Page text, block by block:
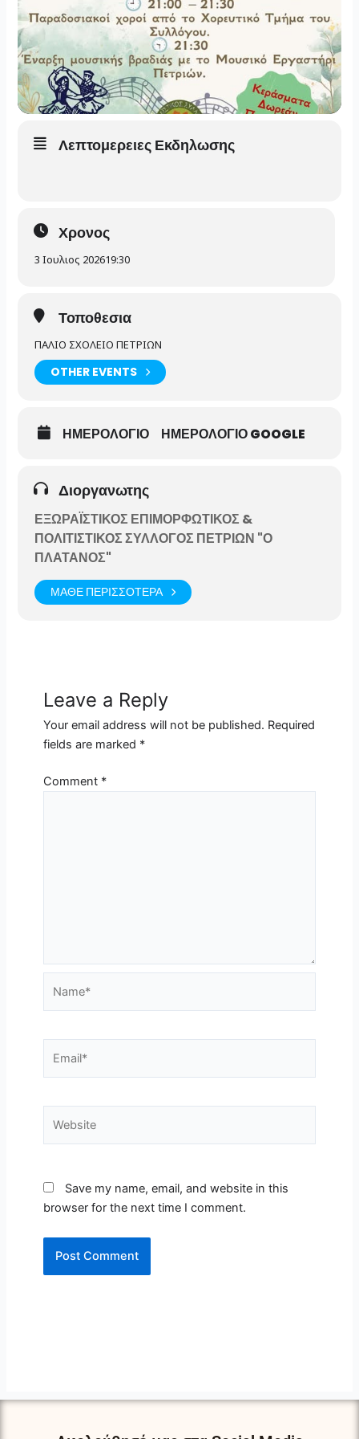
Λεπτομερειες Εκδηλωσης
Χρονος
3 Ιουλιος 202619:30
Τοποθεσια
ΠΑΛΙΟ ΣΧΟΛΕΙΟ ΠΕΤΡΙΩΝ
OTHER EVENTS
ΗΜΕΡΟΛΟΓΙΟ ΗΜΕΡΟΛΟΓΙΟ GOOGLE
Διοργανωτης
ΕΞΩΡΑΪΣΤΙΚΟΣ ΕΠΙΜΟΡΦΩΤΙΚΟΣ &
ΠΟΛΙΤΙΣΤΙΚΟΣ ΣΥΛΛΟΓΟΣ ΠΕΤΡΙΩΝ "Ο
ΠΛΑΤΑΝΟΣ"
ΜΑΘΕ ΠΕΡΙΣΣΟΤΕΡΑ
Leave a Reply
Your email address will not be published. Required
fields are marked *
Comment *
Save my name, email, and website in this
browser for the next time I comment.